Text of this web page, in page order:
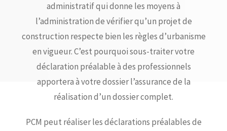
administratif qui donne les moyens à
l’administration de vérifier qu’un projet de
construction respecte bien les règles d’urbanisme
en vigueur. C’est pourquoi sous-traiter votre
déclaration préalable à des professionnels
apportera à votre dossier l’assurance de la
réalisation d’un dossier complet.
PCM peut réaliser les déclarations préalables de